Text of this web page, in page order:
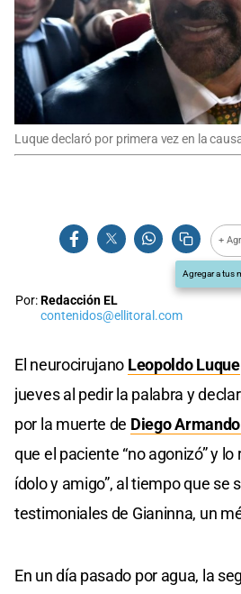
Luque declaró por primera vez en la
+
Agregar a tus
Por:Redacción EL
contenidos@ellitoral.com
El neurocirujano Leopoldo Luque
jueves al pedir la palabra y
por la muerte de Diego
que el paciente “no agonizó” y lo
ídolo y amigo”, al tiempo que se
testimoniales de Gianinna, un
En un día pasado por agua, la